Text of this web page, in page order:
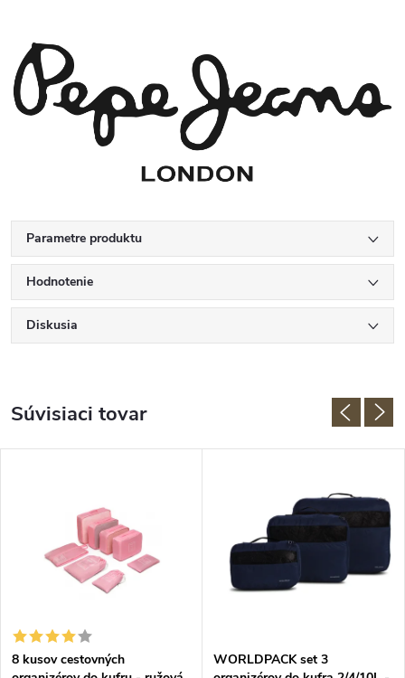
Parametre produktu
Hodnotenie
Diskusia
Súvisiaci tovar
8 kusov cestovných
WORLDPACK set 3